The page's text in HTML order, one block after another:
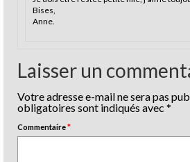
Bises,
Anne.
Laisser un
Votre adresse e-mail ne sera pas
obligatoires sont indiqués avec *
Commentaire*